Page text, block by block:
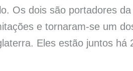
Os dois são portadores
e tornaram-se um
Eles estão juntos há